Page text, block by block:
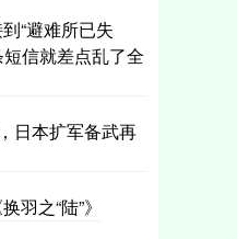
“避难所已失
信就差点乱了全
日本扩军备武再
羽之“陆”》